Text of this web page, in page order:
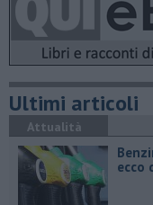
Ultimi articoli
Attualità
ecco